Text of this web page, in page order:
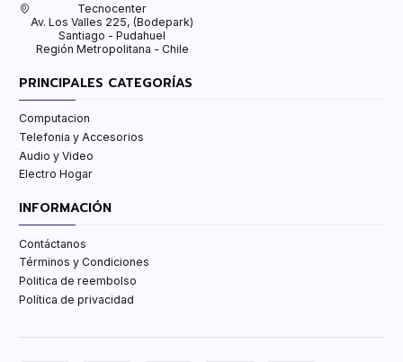
Tecnocenter
Av. Los Valles 225, (Bodepark)
Santiago - Pudahuel
Región Metropolitana - Chile
PRINCIPALES CATEGORÍAS
Computacion
Telefonia y Accesorios
Audio y Video
Electro Hogar
INFORMACIÓN
Contáctanos
Términos y Condiciones
Politica de reembolso
Política de privacidad